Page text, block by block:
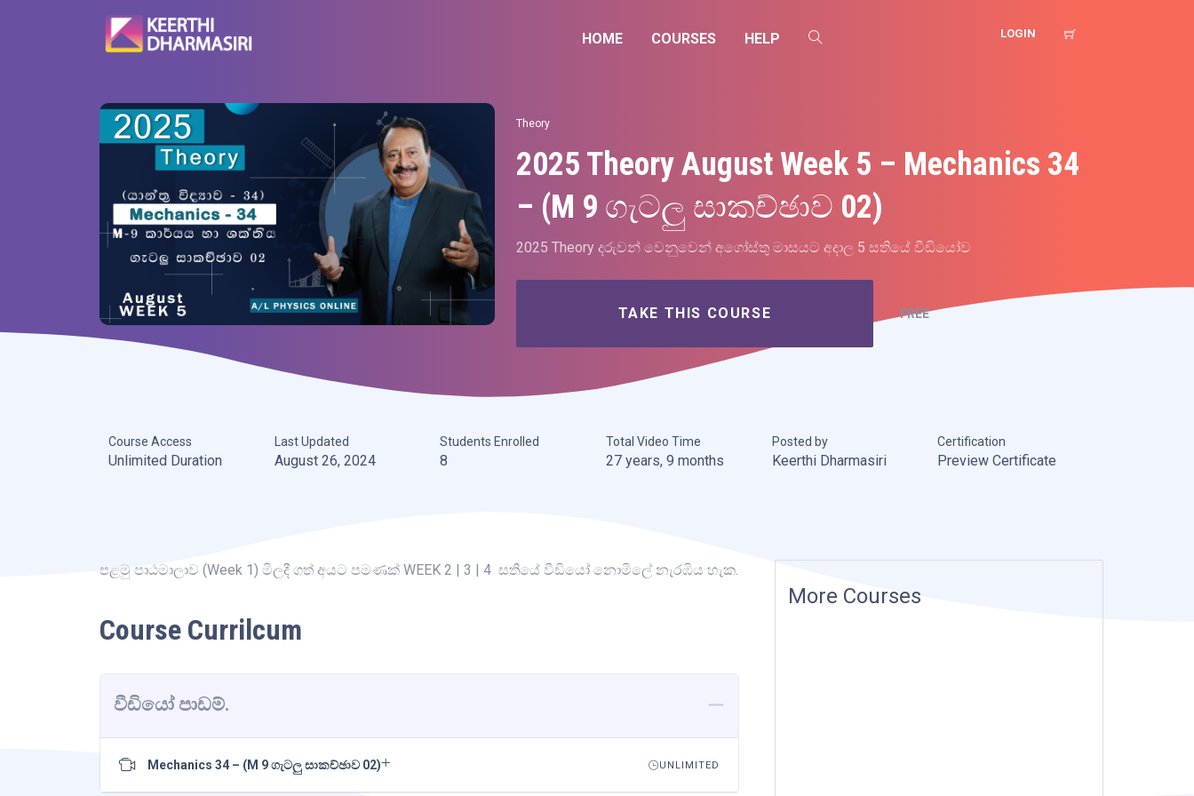
HOME COURSES HELP LOGIN
Theory
2025 Theory August Week 5 – Mechanics 34
– (M 9 ගැටලු සාකච්ඡාව 02)
2025 Theory දරුවන් වෙනුවෙන් අගෝස්තු මාසයට අදාල 5 සතියේ වීඩියෝව
TAKE THIS COURSE FREE
Course Access
Unlimited Duration
Last Updated
August 26, 2024
Students Enrolled
8
Total Video Time
27 years, 9 months
Posted by
Keerthi Dharmasiri
Certification
Preview Certificate
පළමු පාඨමාලාව (Week 1) මිලදී ගත් අයට පමණක් WEEK 2 | 3 | 4 සතියේ වීඩියෝ නොමිලේ නැරඹිය හැක.
Course Currilcum
වීඩියෝ පාඩම්.
Mechanics 34 – (M 9 ගැටලු සාකච්ඡාව 02) UNLIMITED
More Courses